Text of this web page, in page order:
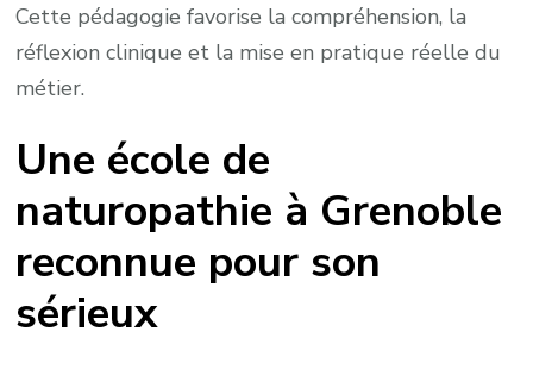
Cette pédagogie favorise la compréhension, la
réflexion clinique et la mise en pratique réelle du
métier.
Une école de
naturopathie à Grenoble
reconnue pour son
sérieux